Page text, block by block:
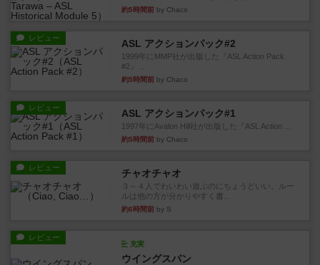
約5時間前 by Chaco
レビュー ASL アクションパック#2
1999年にMMP社が出版した『ASL Action Pack
#2』...
約5時間前 by Chaco
レビュー ASL アクションパック#1
1997年にAvalon Hill社が出版した『ASL Action ...
約5時間前 by Chaco
レビュー チャオチャオ
３～４人でわいわい遊ぶのにちょうどいい。ルー
ルは他の方が分かりやすく書...
約6時間前 by S
レビュー
充実
ウイングスパン